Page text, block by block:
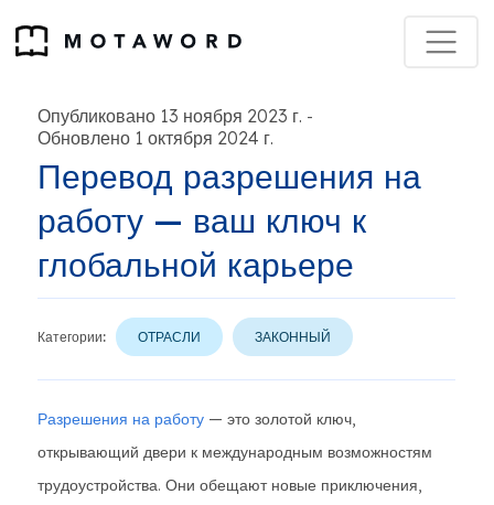
Опубликовано 13 ноября 2023 г. -
Обновлено 1 октября 2024 г.
Перевод разрешения на
работу — ваш ключ к
глобальной карьере
Категории: ОТРАСЛИ ЗАКОННЫЙ
Разрешения на работу — это золотой ключ,
открывающий двери к международным возможностям
трудоустройства. Они обещают новые приключения,